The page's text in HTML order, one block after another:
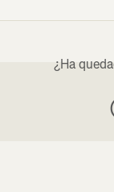
¿Ha